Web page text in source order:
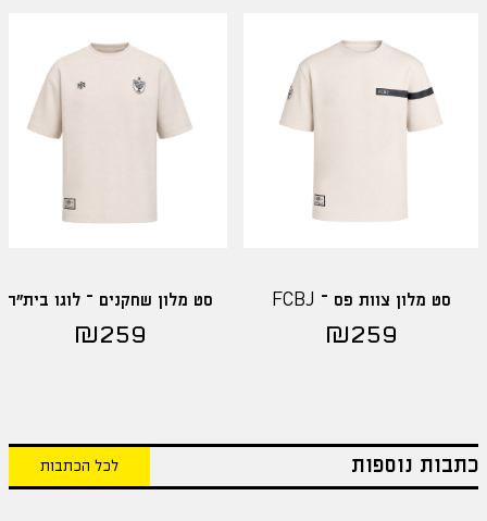
סט מלון צוות פס – FCBJ
₪259
סט מלון שחקנים – לוגו בית"ר
₪259
כתבות נוספות לכל הכתבות